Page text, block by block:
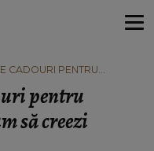
CADOURI PENTRU
pentru
să creezi